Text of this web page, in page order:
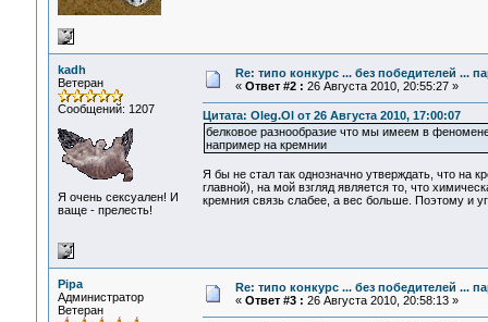
kadh
Ветеран
Сообщений: 1207
Я очень сексуален! И
ваще - прелесть!
Re: типо конкурс ... без победителей ...
« Ответ #2 : 26 Августа 2010, 20:55:27 »
Цитата: Oleg.Ol от 26 Августа 2010, 17:00:07
белковое разнообразие что мы имеем в
например на кремнии
Я бы не стал так однозначно утверждать, что на
главной), на мой взгляд является то, что
кремния связь слабее, а вес больше. Поэтому и
Pipa
Администратор
Ветеран
Re: типо конкурс ... без победителей ...
« Ответ #3 : 26 Августа 2010, 20:58:13 »